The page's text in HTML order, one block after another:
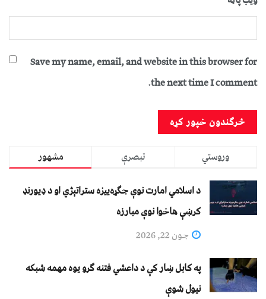
Save my name, email, and website in this browser for
the next time I comment.
مشهور تبصرې
وروستي
د اسلامي امارت نوې جګړه‌ییزه ستراتېژي او د ډیورنډ
کرښې هاخوا نوې مبارزه
جون 22, 2026
په کابل ښار کې د داعشي فتنه ګرو يوه مهمه شبکه
نيول شوې